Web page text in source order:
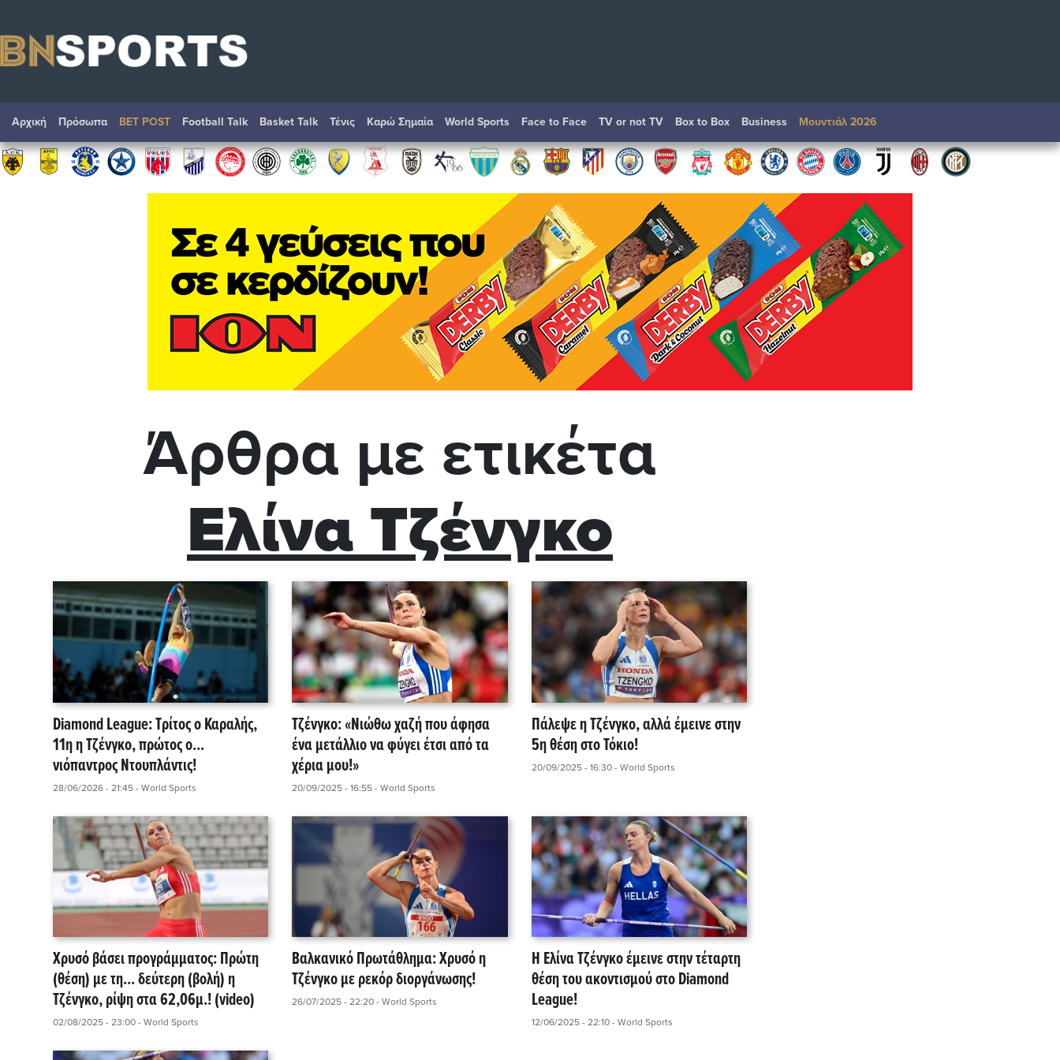
Αρχική Πρόσωπα BET POST Football Talk Basket Talk Τένις Καρώ Σημαία World Sports Face to Face TV or not TV Box to Box Βusiness Μουντιάλ 2026
Άρθρα με ετικέτα
Ελίνα Τζένγκο
Diamond League: Τρίτος ο Καραλής,
11η η Τζένγκο, πρώτος ο...
νιόπαντρος Ντουπλάντις!
28/06/2026 - 21:45 - World Sports
Τζένγκο: «Νιώθω χαζή που άφησα
ένα μετάλλιο να φύγει έτσι από τα
χέρια μου!»
20/09/2025 - 16:55 - World Sports
Πάλεψε η Τζένγκο, αλλά έμεινε στην
5η θέση στο Τόκιο!
20/09/2025 - 16:30- World Sports
Χρυσό βάσει προγράμματος: Πρώτη
(θέση) με τη... δεύτερη (βολή) η
Τζένγκο, ρίψη στα 62,06μ.! (video)
02/08/2025 - 23:00 - World Sports
Βαλκανικό Πρωτάθλημα: Χρυσό η
Τζένγκο με ρεκόρ διοργάνωσης!
26/07/2025 - 22:20 - World Sports
Η Ελίνα Τζένγκο έμεινε στην τέταρτη
θέση του ακοντισμού στο Diamond
League!
12/06/2025 - 22:10- World Sports